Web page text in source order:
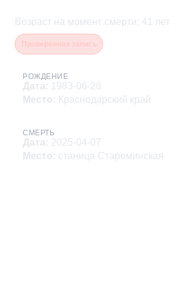
Возраст на момент смерти : 41 лет
РОЖДЕНИЕ
Дата: 1983-06-28
Место: Краснодарский край
СМЕРТЬ
Дата: 2025-04-07
Место: станица Староминская